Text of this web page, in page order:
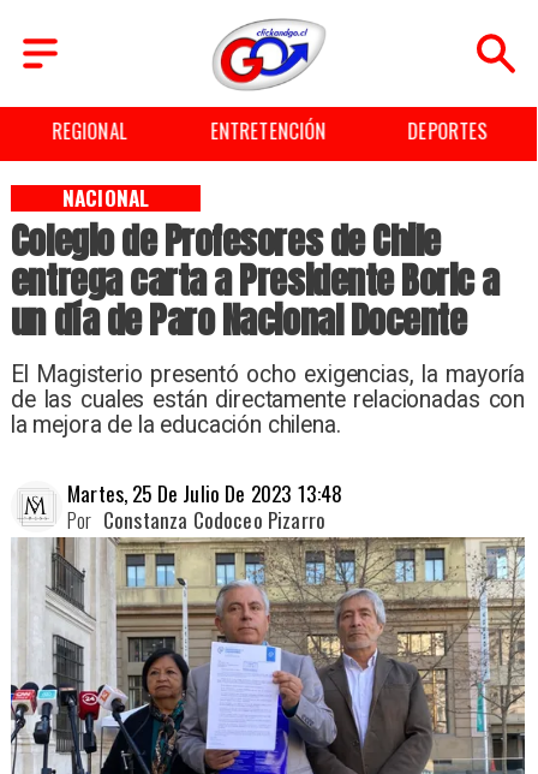
ENTRETENCIÓN DEPORTES CULTURA
Colegio de Profesores de Chile
entrega carta a Presidente Boric a
un día de Paro Nacional Docente
El Magisterio presentó ocho exigencias, la mayoría
de las cuales están directamente relacionadas con
la mejora de la educación chilena.
NACIONAL
Martes, 25 De Julio De 2023 13:48
Constanza Codoceo Pizarro
Por